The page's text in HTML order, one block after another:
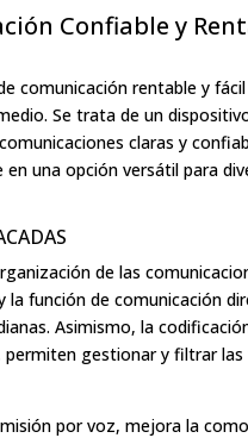
Confiable y
comunicación rentable y
Se trata de un
claras y
una opción versátil para
de las
función de comunicación
Asimismo, la
permiten gestionar y filtrar
por voz, mejora la